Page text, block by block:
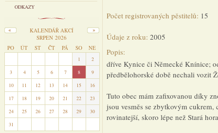
ODKAZY
KALENDÁŘ AKCÍ
SRPEN 2026
PO
ÚT ST ČT PÁ SO NE
1
2
3
4 5 6 7 8
9
10
11 12 13 14 15
16
17
18 19 20 21 22
23
24
25 26 27 28 29
30
31
Počet registrovaných pěstitelů: 15
Údaje z roku: 2005
Popis:
dříve Kynice či Německé Knínice;
předbělohorské době nechali vozit
Tuto obec mám zafixovanou díky
jsou vesměs se zbytkovým
rovinatejší, skoro lépe než Stará